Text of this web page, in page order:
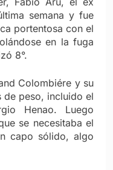
semana y fue
portentosa con el
en la fuga
8°.
Colombiére y su
de peso, incluido el
Henao. Luego
se necesitaba el
capo sólido, algo